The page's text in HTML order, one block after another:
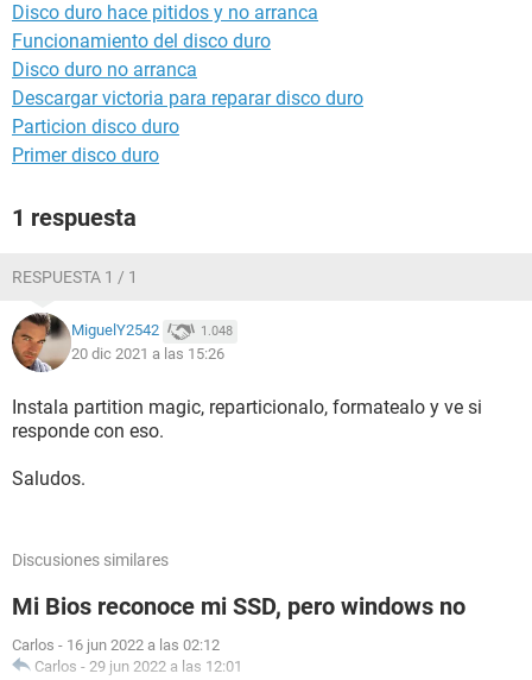
Disco duro hace pitidos y no arranca
Funcionamiento del disco duro
Disco duro no arranca
Descargar victoria para reparar disco duro
Particion disco duro
Primer disco duro
1 respuesta
RESPUESTA 1 / 1
MiguelY2542 1.048
20 dic 2021 a las 15:26
Instala partition magic, reparticionalo, formatealo y ve si
responde con eso.
Saludos.
Discusiones similares
Mi Bios reconoce mi SSD, pero windows no
Carlos - 16 jun 2022 a las 02:12
Carlos - 29 jun 2022 a las 12:01